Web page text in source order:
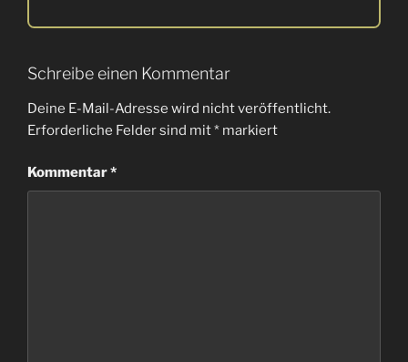
Schreibe einen Kommentar
Deine E-Mail-Adresse wird nicht veröffentlicht.
Erforderliche Felder sind mit* markiert
Kommentar*